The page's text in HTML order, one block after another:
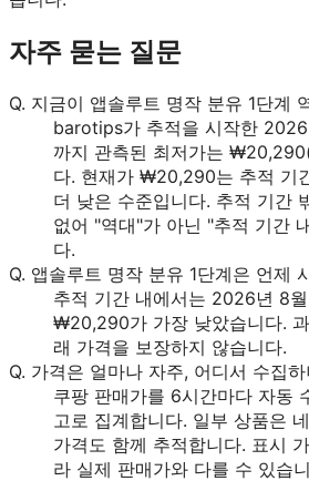
자주 묻는 질문
Q. 지금이 앱솔루트 명작 분유 1단계
barotips가 추적을 시작한
까지 관측된 최저가는
다. 현재가 ₩20,290는 추적 기
더 낮은 수준입니다. 추적 기간
없어 "역대"가 아닌 "추적 기간
다.
Q. 앱솔루트 명작 분유 1단계은 언제
추적 기간 내에서는 2026년 8
₩20,290가 가장 낮았습니다.
래 가격을 보장하지 않습니다.
Q. 가격은 얼마나 자주, 어디서 수집
쿠팡 판매가를 6시간마다 자동
고로 집계합니다. 일부 상품은
가격도 함께 추적합니다. 표시
라 실제 판매가와 다를 수 있습